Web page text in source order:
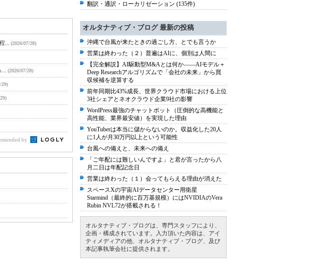
... (2026/07/28)
(2026/07/28)
29)
by
翻訳・通訳・ローカリゼーション (135件)
オルタナティブ・ブログ 最新の投稿
沖縄で台風が来たときの過ごし方、とでも言うか
営業は終わった（２）普遍はAIに、個別は人間に
【完全解説】AI駆動型M&Aとは何か――AIモデル＋
Deep Researchアルゴリズムで「会社の未来」から買
収候補を逆算する
前年同期比43%成長、世界クラウド市場における上位
3社シェアとネオクラウド企業9社の影響
WordPress最強のチャットボット（圧倒的な高機能と
高性能、業界最安値）を実現した理由
YouTuberは本当に儲からないのか。収益化した20人
に1人が月30万円以上という可能性
台風への備えと、未来への備え
「ご年配には難しいんですよ」と君が言ったから八
月二日は年配記念日
営業は終わった（１）会ってもらえる理由が消えた
スペースXの宇宙AIデータセンター用衛星
Starmind（最終的に百万基規模）にはNVIDIAのVera
Rubin NVL72が搭載される！
オルタナティブ・ブログは、専門スタッフにより、
企画・構成されています。入力頂いた内容は、アイ
ティメディアの他、オルタナティブ・ブログ、及び
本記事執筆会社に提供されます。